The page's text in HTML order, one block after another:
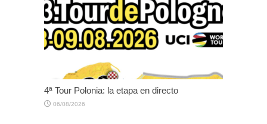
4ª Tour Polonia: la etapa en directo
06/08/2026